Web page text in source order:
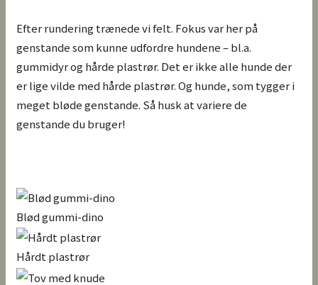
Efter rundering trænede vi felt. Fokus var her på
genstande som kunne udfordre hundene – bl.a.
gummidyr og hårde plastrør. Det er ikke alle hunde der
er lige vilde med hårde plastrør. Og hunde, som tygger i
meget bløde genstande. Så husk at variere de
genstande du bruger!
Blød gummi-dino
Hårdt plastrør